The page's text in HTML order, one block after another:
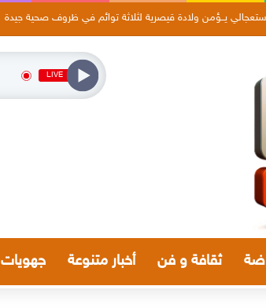
علمية حول الخبرة المغربية في تقديم العرائض المدنية
LIVE
ثقافة و فن أخبار متنوعة جهويات